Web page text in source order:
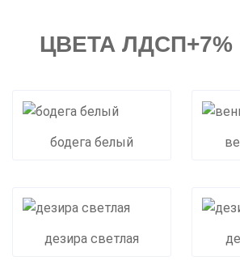
ЦВЕТА
бодега белый
дезира светлая